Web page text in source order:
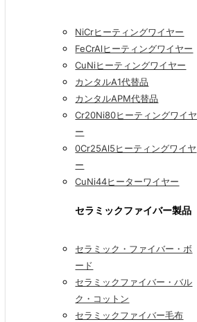
NiCrヒーティングワイヤー
FeCrAlヒーティングワイヤー
CuNiヒーティングワイヤー
カンタルA1代替品
カンタルAPM代替品
Cr20Ni80ヒーティングワイヤ
ー
0Cr25Al5ヒーティングワイヤ
ー
CuNi44ヒーターワイヤー
セラミックファイバー製品
セラミック・ファイバー・ボ
ード
セラミックファイバー・バル
ク・コットン
セラミックファイバー毛布